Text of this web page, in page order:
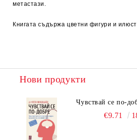
метастази.
Книгата съдържа цветни фигури и
Нови продукти
Чувствай се по-
€9.71